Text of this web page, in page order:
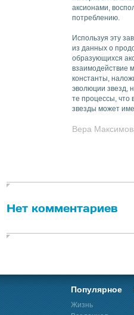
аксионами,
потреблению.
Используя эту
из данных о
образующихся
взаимодействие
константы,
эволюции звезд,
те процессы, что
звезды может
Вера
Нет комментариев
Популярное
Жизнь